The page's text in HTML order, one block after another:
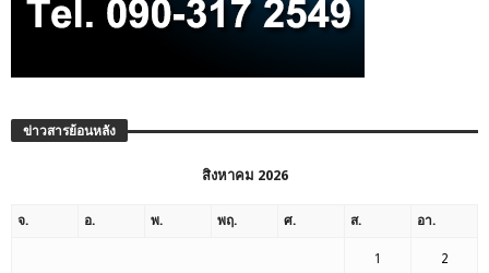
ข่าวสารย้อนหลัง
สิงหาคม 2026
จ. อ. พ. พฤ. ศ. ส. อา.
1 2